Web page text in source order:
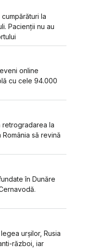
la
Pacienții nu au
online
cu cele 94.000
retrogradarea la
România să revină
în Dunăre
urșilor, Rusia
război, iar